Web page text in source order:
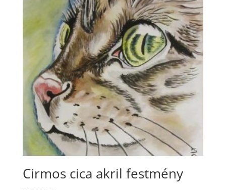
Cirmos cica akril festmény